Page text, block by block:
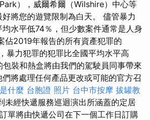
Park），威爾希爾（Wilshire）中心等
將您的遊覽限制為白天。 儘管暴力
水平低74％，但少數案件通常是人身
佔2019年報告的所有資產犯罪的
暴力犯罪的犯罪比全國平均水平高
裝和熱盒將由我們的駕駛員同事帶來
將處理任何產品更改或可能的官方召
什麼 台胞證 照片 台中市按摩 拔罐教
未經快遞服務巡迴演出所涵蓋的定居
單將由快遞公司在下一個工作日訂購